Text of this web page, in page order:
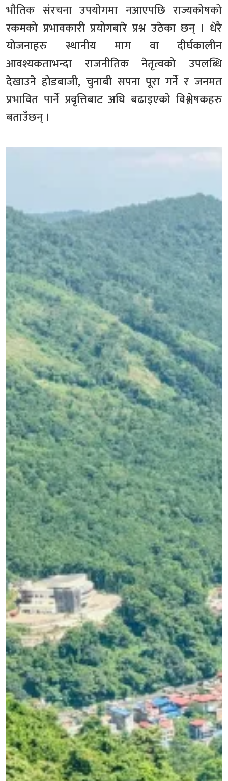
भौतिक संरचना उपयोगमा नआएपछि राज्यकोषको
रकमको प्रभावकारी प्रयोगबारे प्रश्न उठेका छन् । धेरै
योजनाहरु स्थानीय माग वा दीर्घकालीन
आवश्यकताभन्दा राजनीतिक नेतृत्वको उपलब्धि
देखाउने होडबाजी, चुनाबी सपना पूरा गर्ने र जनमत
प्रभावित पार्ने प्रवृत्तिबाट अघि बढाइएको विश्लेषकहरु
बताउँछन् ।